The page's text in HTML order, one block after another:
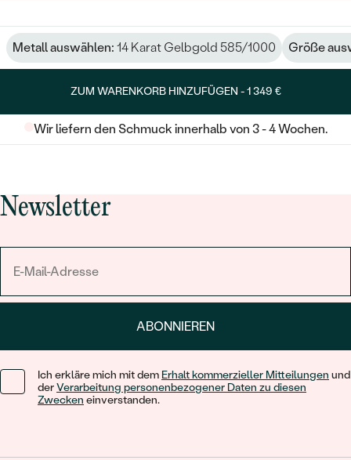
Metall auswählen: 14 Karat Gelbgold 585/1000 Größe
ZUM WARENKORB HINZUFÜGEN -1 349 €
Wir liefern den Schmuck innerhalb von 3 - 4 Wochen.
Newsletter
ABONNIEREN
Ich erkläre mich mit dem Erhalt kommerzieller Mitteilungen und
derVerarbeitung personenbezogener Daten zu diesen
Zwecken einverstanden.